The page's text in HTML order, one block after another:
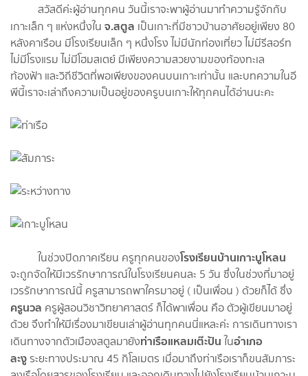
สวัสดีค่ะผู้อ่านทุกคน วันนี้เราจะพาผู้อ่านมาทำความรู้จักกับ
เกาะเล็ก ๆ แห่งหนึ่งใน จ.สตูล เป็นเกาะที่มีชาวบ้านอาศัยอยู่เพียง 80
หลังคาเรือน มีโรงเรียนเล็ก ๆ หนึ่งโรง ไม่มีนักท่องเที่ยว ไม่มีรีสอร์ท
ไม่มีโรงแรม ไม่มีโฮมสเตย์ มีเพียงความสวยงามของท้องทะเล
ท้องฟ้า และวิถีชีวิตที่พอเพียงของคนบนเกาะเท่านั้น และบทความในอี
พีนี้เราจะเล่าถึงความเป็นอยู่ของครูบนเกาะให้ทุกคนได้อ่านนะคะ
ในช่วงปิดภาคเรียน ครูทุกคนของโรงเรียนบ้านเกาะบูโหลน
จะถูกจัดให้มีเวรรักษาการณ์ในโรงเรียนคนละ 5 วัน ซึ่งในช่วงที่มาอยู่
เวรรักษาการณ์นี้ ครูสามารถพาใครมาอยู่ ( เป็นเพื่อน ) ด้วยก็ได้ ซึ่ง
ครูนวล ครูผู้สอนวิชาวิทยาศาสตร์ ก็ได้พาเพื่อน คือ ตัวผู้เขียนมาอยู่
ด้วย จึงทำให้มีเรื่องมาเขียนเล่าผู้อ่านทุกคนนี่แหละค่ะ การเดินทางเรา
เดินทางจากตัวเมืองสตูลมายังท่าเรือแหลมเต๊ะปันในอำเภอ
ละงูระยะทางประมาณ 45 กิโลเมตร เมื่อมาถึงท่าเรือเราก็ขนสัมภาระ